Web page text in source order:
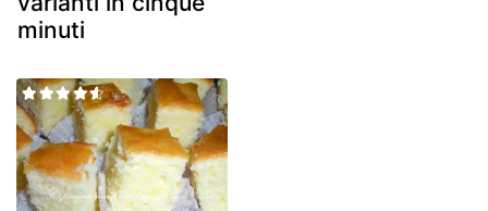
minuti